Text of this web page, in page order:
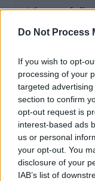
Do Not Process
If you wish to opt-
processing of your
targeted
section to confirm
opt-out request is
interest-based ads
us or personal
your opt-out. You
disclosure of your
IAB’s list of
Vitesse folle
flashée à